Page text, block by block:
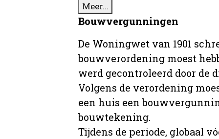
Meer...
Bouwvergunningen
De Woningwet van 1901
bouwverordening moest
werd gecontroleerd door de
Volgens de verordening
een huis een
bouwtekening.
Tijdens de periode, globaal